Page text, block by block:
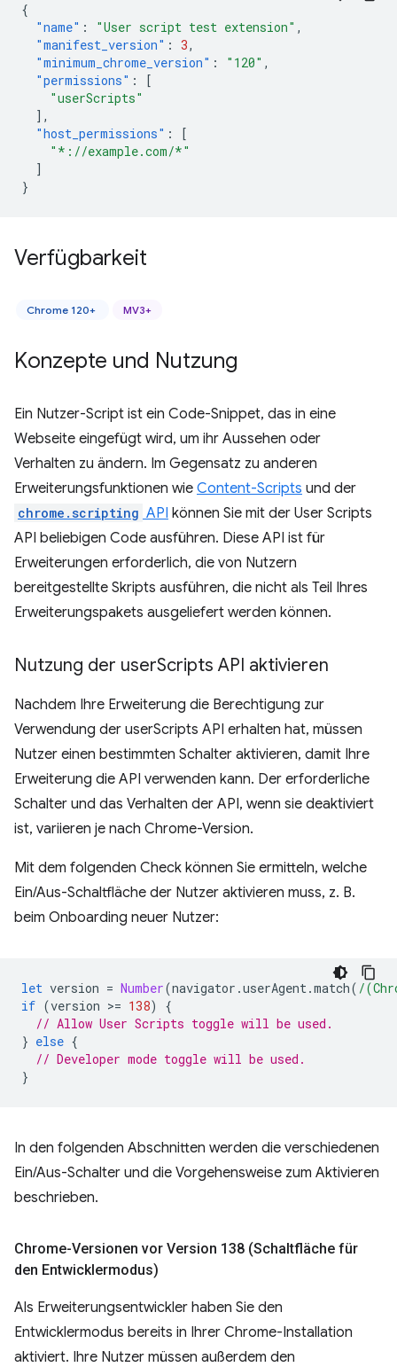
{
"name" : "User script test extension" ,
"manifest_version" : 3,
"minimum_chrome_version" : "120" ,
"permissions" :
[
"userScripts"
],
"host_permissions" :
[
"*://example.com/*"
]
}
Verfügbarkeit
Chrome 120+ MV3+
Konzepte und Nutzung
Ein Nutzer-Script ist ein Code-Snippet, das in eine
Webseite eingefügt wird, um ihr Aussehen oder
Verhalten zu ändern. Im Gegensatz zu anderen
Erweiterungsfunktionen wie Content-Scripts und der
chrome.scripting API können Sie mit der User Scripts
API beliebigen Code ausführen. Diese API ist für
Erweiterungen erforderlich, die von Nutzern
bereitgestellte Skripts ausführen, die nicht als Teil Ihres
Erweiterungspakets ausgeliefert werden können.
Nutzung der userScripts API aktivieren
Nachdem Ihre Erweiterung die Berechtigung zur
Verwendung der userScripts API erhalten hat, müssen
Nutzer einen bestimmten Schalter aktivieren, damit Ihre
Erweiterung die API verwenden kann. Der erforderliche
Schalter und das Verhalten der API, wenn sie deaktiviert
ist, variieren je nach Chrome-Version.
Mit dem folgenden Check können Sie ermitteln, welche
Ein/Aus-Schaltfläche der Nutzer aktivieren muss, z. B.
beim Onboarding neuer Nutzer:
let version = Number(navigator .userAgent.match( /
if (version >= 138)
{
// Allow User Scripts toggle will be used.
} else {
// Developer mode toggle will be used.
}
In den folgenden Abschnitten werden die verschiedenen
Ein/Aus-Schalter und die Vorgehensweise zum Aktivieren
beschrieben.
Chrome-Versionen vor Version 138 (Schaltfläche für
den Entwicklermodus)
Als Erweiterungsentwickler haben Sie den
Entwicklermodus bereits in Ihrer Chrome-Installation
aktiviert. Ihre Nutzer müssen außerdem den